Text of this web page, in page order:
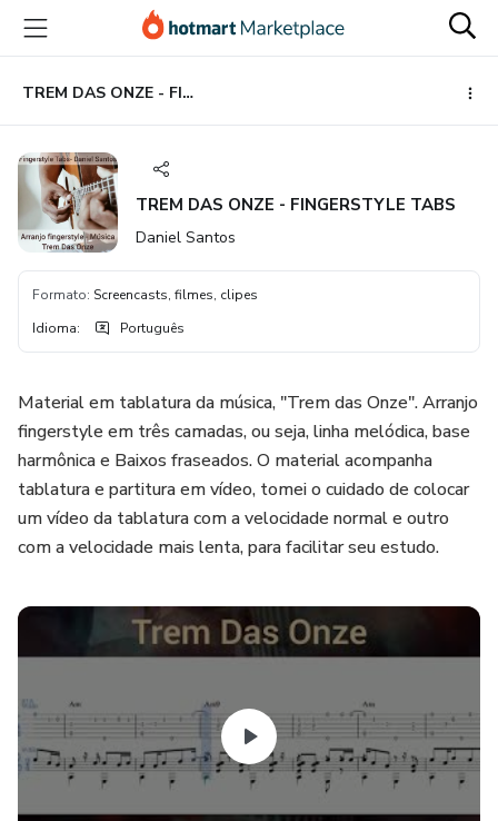
para
conteúdo
principal
para
pagamento
para
rodapé
TREM DAS ONZE - FINGERSTYLE TABS
TREM DAS ONZE - FINGERSTYLE TABS
Daniel Santos
Formato: Screencasts, filmes, clipes
Idioma: Português
Material em tablatura da música, "Trem das Onze". Arranjo
fingerstyle em três camadas, ou seja, linha melódica, base
harmônica e Baixos fraseados. O material acompanha
tablatura e partitura em vídeo, tomei o cuidado de colocar
um vídeo da tablatura com a velocidade normal e outro
com a velocidade mais lenta, para facilitar seu estudo.